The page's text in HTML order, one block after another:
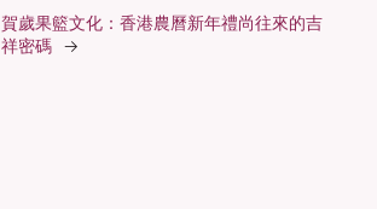
賀歲果籃文化：香港農曆新年禮尚往來的吉
祥密碼 →